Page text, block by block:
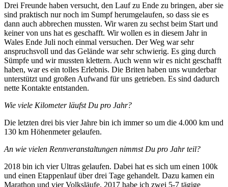
Drei Freunde haben versucht, den Lauf zu Ende zu bringen, aber sie
sind praktisch nur noch im Sumpf herumgelaufen, so dass sie es
dann auch abbrechen mussten. Wir waren zu sechst beim Start und
keiner von uns hat es geschafft. Wir wollen es in diesem Jahr in
Wales Ende Juli noch einmal versuchen. Der Weg war sehr
anspruchsvoll und das Gelände war sehr schwierig. Es ging durch
Sümpfe und wir mussten klettern. Auch wenn wir es nicht geschafft
haben, war es ein tolles Erlebnis. Die Briten haben uns wunderbar
unterstützt und großen Aufwand für uns getrieben. Es sind dadurch
nette Kontakte entstanden.
Wie viele Kilometer läufst Du pro Jahr?
Die letzten drei bis vier Jahre bin ich immer so um die 4.000 km und
130 km Höhenmeter gelaufen.
An wie vielen Rennveranstaltungen nimmst Du pro Jahr teil?
2018 bin ich vier Ultras gelaufen. Dabei hat es sich um einen 100k
und einen Etappenlauf über drei Tage gehandelt. Dazu kamen ein
Marathon und vier Volksläufe. 2017 habe ich zwei 5-7 tägige